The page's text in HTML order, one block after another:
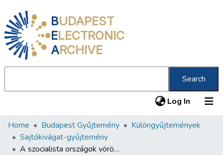
BUDAPEST
ELECTRONIC
ARCHIVE
Search
Log In (current)
Communities & Collections
All of DSpace
Home Budapest Gyűjtemény
Különgyűjtemények
Sajtókivágat-gyűjtemény
A szocialista országok vöröskeresztes társaságainaktanácskozása Budapesten